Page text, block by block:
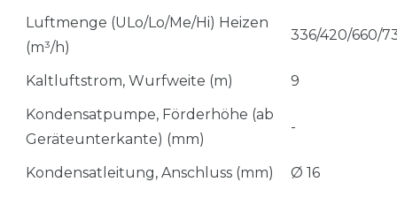
Luftmenge (ULo/Lo/Me/Hi) Heizen
(m³/h)
336/420/660/
Kaltluftstrom, Wurfweite (m)
9
Kondensatpumpe, Förderhöhe (ab
Geräteunterkante) (mm)
-
Kondensatleitung, Anschluss (mm)
Ø 16